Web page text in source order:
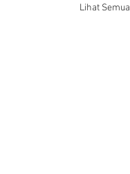
Lihat Semua